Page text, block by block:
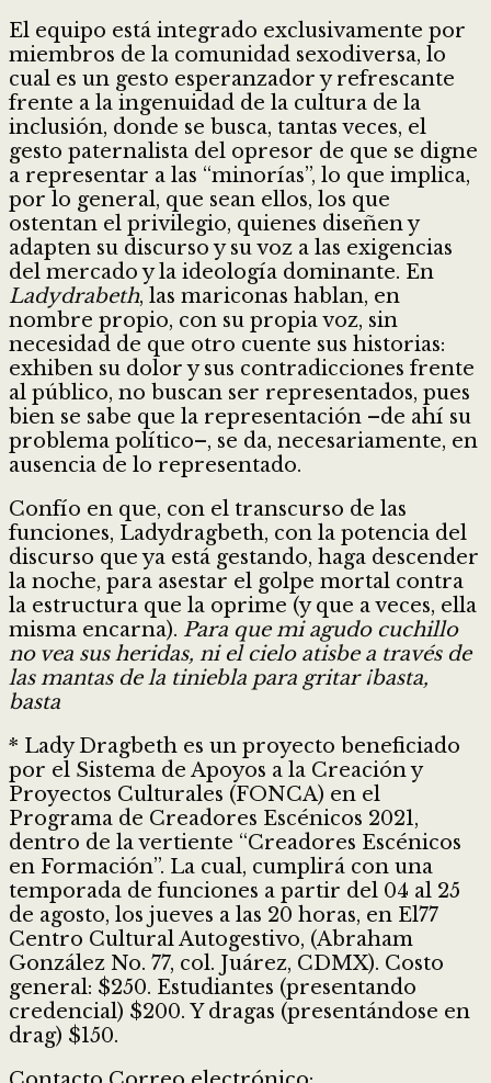
El equipo está integrado exclusivamente por
miembros de la comunidad sexodiversa, lo
cual es un gesto esperanzador y refrescante
frente a la ingenuidad de la cultura de la
inclusión, donde se busca, tantas veces, el
gesto paternalista del opresor de que se digne
a representar a las “minorías”, lo que implica,
por lo general, que sean ellos, los que
ostentan el privilegio, quienes diseñen y
adapten su discurso y su voz a las exigencias
del mercado y la ideología dominante. En
Ladydrabeth, las mariconas hablan, en
nombre propio, con su propia voz, sin
necesidad de que otro cuente sus historias:
exhiben su dolor y sus contradicciones frente
al público, no buscan ser representados, pues
bien se sabe que la representación –de ahí su
problema político–, se da, necesariamente, en
ausencia de lo representado.
Confío en que, con el transcurso de las
funciones, Ladydragbeth, con la potencia del
discurso que ya está gestando, haga descender
la noche, para asestar el golpe mortal contra
la estructura que la oprime (y que a veces, ella
misma encarna). Para que mi agudo cuchillo
no vea sus heridas, ni el cielo atisbe a través de
las mantas de la tiniebla para gritar ¡basta,
basta
* Lady Dragbeth es un proyecto beneficiado
por el Sistema de Apoyos a la Creación y
Proyectos Culturales (FONCA) en el
Programa de Creadores Escénicos 2021,
dentro de la vertiente “Creadores Escénicos
en Formación”. La cual, cumplirá con una
temporada de funciones a partir del 04 al 25
de agosto, los jueves a las 20 horas, en El77
Centro Cultural Autogestivo, (Abraham
González No. 77, col. Juárez, CDMX). Costo
general: $250. Estudiantes (presentando
credencial) $200. Y dragas (presentándose en
drag) $150.